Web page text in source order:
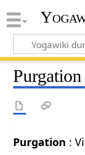
Purgation
Purgation :